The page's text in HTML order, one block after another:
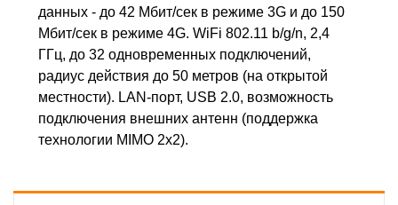
данных - до 42 Мбит/сек в режиме 3G и до 150
Мбит/сек в режиме 4G. WiFi 802.11 b/g/n, 2,4
ГГц, до 32 одновременных подключений,
радиус действия до 50 метров (на открытой
местности). LAN-порт, USB 2.0, возможность
подключения внешних антенн (поддержка
технологии MIMO 2x2).